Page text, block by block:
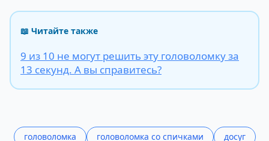
📖 Читайте также
9 из 10 не могут решить эту головоломку за
13 секунд. А вы справитесь?
головоломка головоломка со спичками досуг